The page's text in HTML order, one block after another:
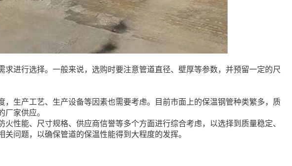
进行选择。一般来说，选购时要注意管道直径、壁厚等参数，并预留一定的尺
生产工艺、生产设备等因素也需要考虑。目前市面上的保温钢管种类繁多，质
家供应。
性能、尺寸规格、供应商信誉等多个方面进行综合考虑，以选择到质量稳定、
问题，以确保管道的保温性能得到大程度的发挥。